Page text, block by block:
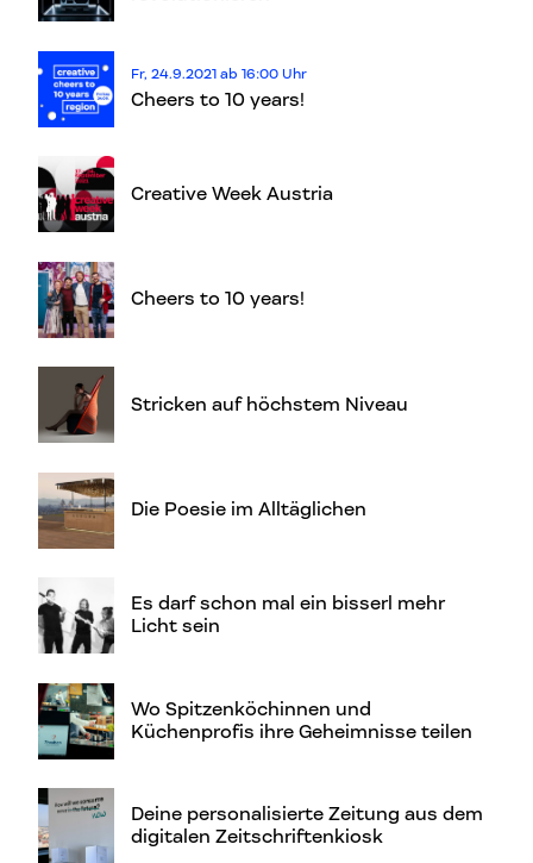
Fr, 24.9.2021 ab 16:00 Uhr
Cheers to 10 years!
Creative Week Austria
Cheers to 10 years!
Stricken auf höchstem Niveau
Die Poesie im Alltäglichen
Es darf schon mal ein bisserl mehr
Licht sein
Wo Spitzenköchinnen und
Küchenprofis ihre Geheimnisse teilen
Deine personalisierte Zeitung aus dem
digitalen Zeitschriftenkiosk